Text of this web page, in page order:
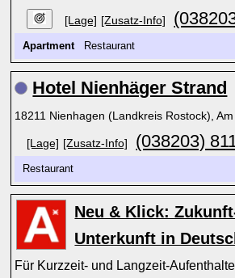
[Lage] [Zusatz-Info]
ApartmentRestaurant
Hotel Nienhäger Strand
18211 Nienhagen (Landkreis Rostock), Am
[Lage] [Zusatz-Info] (038203)
Restaurant
Neu & Klick:
Unterkunft in
Für Kurzzeit- und Langzeit-